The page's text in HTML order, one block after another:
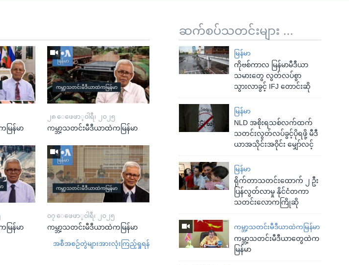
ဆက်စပ်သတင်းများ ...
မြန်မာ
ကိုဗစ်ကာလ မြန်မာမီဒီယာ
သမားတွေ လွတ်လပ်စွာ
သွားလာခွင့် IFJ တောင်းဆို
မြန်မာ
NLD အစိုးရသစ်လက်ထက်
သတင်းလွတ်လပ်ခွင့်ပိုရဖို့ မီဒီ
ယာအသိုင်းအဝိုင်း မျှော်လင့်
မြန်မာ
ရိုက်တာသတင်းထောက် ၂ ဦး
ပြန်လွတ်လာမှု နိုင်ငံတကာ
သတင်းလောကကြိုဆို
ကမ္ဘာ့သတင်းမီဒီယာထဲကမြန်မာ
ကမ္ဘာ့သတင်းမီဒီယာတွေထဲက
မြန်မာ
ြန်မာ
၂၈ ေဖေဖာ္၀ါရီ၊ ၂၀၂၅
ကမ္ဘာ့သတင်းမီဒီယာထဲကမြန်မာ
ြန်မာ
၀၇ ေဖေဖာ္၀ါရီ၊ ၂၀၂၅
ကမ္ဘာ့သတင်းမီဒီယာထဲကမြန်မာ
အစီအစဉ်တွဲများအားလုံးကြည့်ရှုရန်